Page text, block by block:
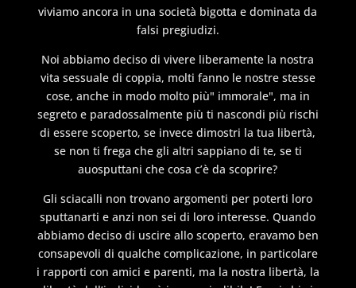
viviamo ancora in una società bigotta e dominata da
falsi pregiudizi.
Noi abbiamo deciso di vivere liberamente la nostra
vita sessuale di coppia, molti fanno le nostre stesse
cose, anche in modo molto più" immorale", ma in
segreto e paradossalmente più ti nascondi più rischi
di essere scoperto, se invece dimostri la tua libertà,
se non ti frega che gli altri sappiano di te, se ti
auosputtani che cosa c’è da scoprire?
Gli sciacalli non trovano argomenti per poterti loro
sputtanarti e anzi non sei di loro interesse. Quando
abbiamo deciso di uscire allo scoperto, eravamo ben
consapevoli di qualche complicazione, in particolare
i rapporti con amici e parenti, ma la nostra libertà, la